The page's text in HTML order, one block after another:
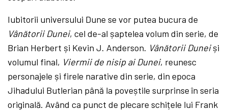
Iubitorii universului Dune se vor putea bucura de
Vânătorii Dunei, cel de-al șaptelea volum din serie, de
Brian Herbert și Kevin J. Anderson. Vânătorii Duneiși
volumul final, Viermii de nisip ai Dunei, reunesc
personajele și firele narative din serie, din epoca
Jihadului Butlerian până la poveștile surprinse în seria
originală. Având ca punct de plecare schițele lui Frank